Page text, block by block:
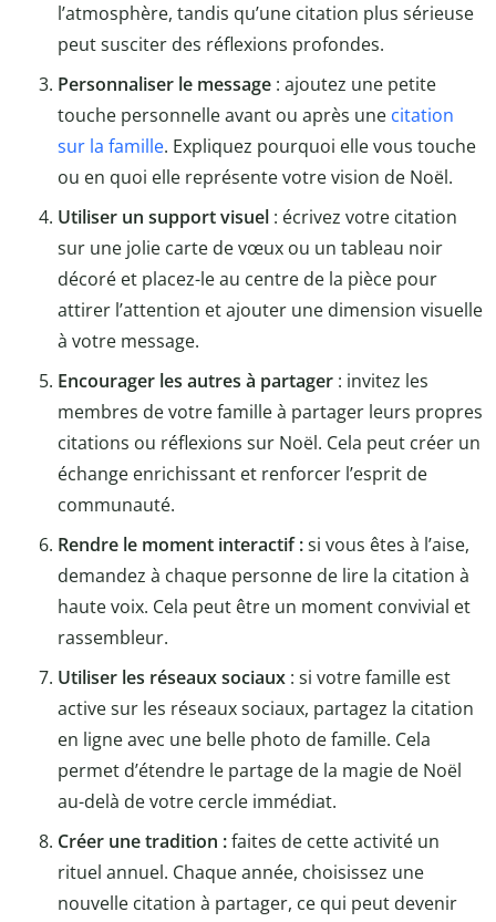
l’atmosphère, tandis qu’une citation plus sérieuse
peut susciter des réflexions profondes.
Personnaliser le message : ajoutez une petite
touche personnelle avant ou après une citation
sur la famille. Expliquez pourquoi elle vous touche
ou en quoi elle représente votre vision de Noël.
Utiliser un support visuel : écrivez votre citation
sur une jolie carte de vœux ou un tableau noir
décoré et placez-le au centre de la pièce pour
attirer l’attention et ajouter une dimension visuelle
à votre message.
Encourager les autres à partager : invitez les
membres de votre famille à partager leurs propres
citations ou réflexions sur Noël. Cela peut créer un
échange enrichissant et renforcer l’esprit de
communauté.
Rendre le moment interactif :si vous êtes à l’aise,
demandez à chaque personne de lire la citation à
haute voix. Cela peut être un moment convivial et
rassembleur.
Utiliser les réseaux sociaux : si votre famille est
active sur les réseaux sociaux, partagez la citation
en ligne avec une belle photo de famille. Cela
permet d’étendre le partage de la magie de Noël
au-delà de votre cercle immédiat.
Créer une tradition :faites de cette activité un
rituel annuel. Chaque année, choisissez une
nouvelle citation à partager, ce qui peut devenir